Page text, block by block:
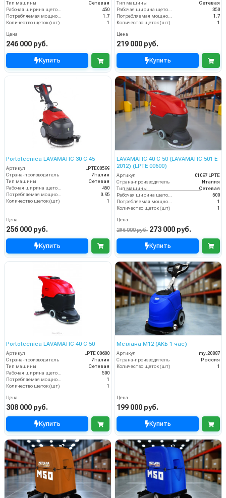
Тип машины
Сетевая
Рабочая ширина щеток (мм)
450
Потребляемая мощность (кВт)
1.7
Количество щеток (шт)
1
Цена
246 000 руб.
Купить
Тип машины
Сетевая
Рабочая ширина щеток (мм)
350
Потребляемая мощность (кВт)
1.7
Количество щеток (шт)
1
Цена
219 000 руб.
Купить
Portotecnica LAVAMATIC 30 С 45
Артикул
LPTE00599
Страна-производитель
Италия
Тип машины
Сетевая
450
0.95
Количество щеток (шт)
1
Цена
256 000 руб.
Купить
LAVAMATIC 40 C 50 (LAVAMATIC 501 E
2012) (LPTE 00600)
Артикул
01097 LPTE
Страна-производитель
Италия
Тип машины
Сетевая
500
1
Количество щеток (шт)
1
Цена
296 000 руб. 273 000 руб.
Купить
Portotecnica LAVAMATIC 40 C 50
Артикул
LPTE 00600
Страна-производитель
Италия
Тип машины
Сетевая
Рабочая ширина щеток (мм)
500
Потребляемая мощность (кВт)
1
Количество щеток (шт)
1
Цена
308 000 руб.
Купить
Метлана М12 (АКБ 1 час)
Артикул
my.20887
Страна-производитель
Россия
Количество щеток (шт)
1
Цена
199 000 руб.
Купить